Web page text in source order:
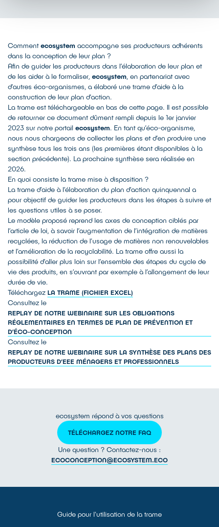
Commentecosystem accompagne ses producteurs adhérents
dans la conception de leur plan ?
Afin de guider les producteurs dans l’élaboration de leur plan et
de les aider à le formaliser, ecosystem, en partenariat avec
d’autres éco-organismes, a élaboré une trame d’aide à la
construction de leur plan d’action.
La trame est téléchargeable en bas de cette page. Il est possible
de retourner ce document dûment rempli depuis le 1er janvier
2023 sur notre portail ecosystem. En tant qu’éco-organisme,
nous nous chargeons de collecter les plans et d’en produire une
synthèse tous les trois ans (les premières étant disponibles à la
section précédente). La prochaine synthèse sera réalisée en
2026.
En quoi consiste la trame mise à disposition ?
La trame d’aide à l’élaboration du plan d’action quinquennal a
pour objectif de guider les producteurs dans les étapes à suivre et
les questions utiles à se poser.
Le modèle proposé reprend les axes de conception ciblés par
l’article de loi, à savoir l’augmentation de l’intégration de matières
recyclées, la réduction de l’usage de matières non renouvelables
et l’amélioration de la recyclabilité. La trame offre aussi la
possibilité d’aller plus loin sur l’ensemble des étapes du cycle de
vie des produits, en s’ouvrant par exemple à l’allongement de leur
durée de vie.
Téléchargez LA TRAME (FICHIER EXCEL)
Consultez le
REPLAY DE NOTRE WEBINAIRE SUR LES OBLIGATIONS
RÉGLEMENTAIRES EN TERMES DE PLAN DE PRÉVENTION ET
D’ÉCO-CONCEPTION
Consultez le
REPLAY DE NOTRE WEBINAIRE SUR LA SYNTHÈSE DES PLANS DES
PRODUCTEURS D’EEE MÉNAGERS ET PROFESSIONNELS
ecosystem répond à vos questions
TÉLÉCHARGEZ NOTRE FAQ
Une question ? Contactez-nous :
ECOCONCEPTION@ECOSYSTEM.ECO
Guide pour l'utilisation de la trame